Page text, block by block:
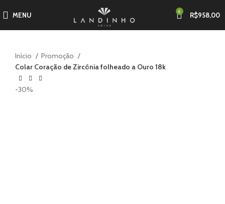
MENU 6 R$958,00
Início
Promoção
Colar Coração de Zircônia folheado a Ouro 18k
-30%